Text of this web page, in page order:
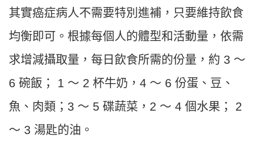
其實癌症病人不需要特別進補，只要維持飲食
均衡即可。根據每個人的體型和活動量，依需
求增減攝取量，每日飲食所需的份量，約 3 ～
6 碗飯； 1 ～ 2 杯牛奶，4 ～ 6 份蛋、豆、
魚、肉類；3 ～ 5 碟蔬菜，2 ～ 4 個水果； 2
～ 3 湯匙的油。